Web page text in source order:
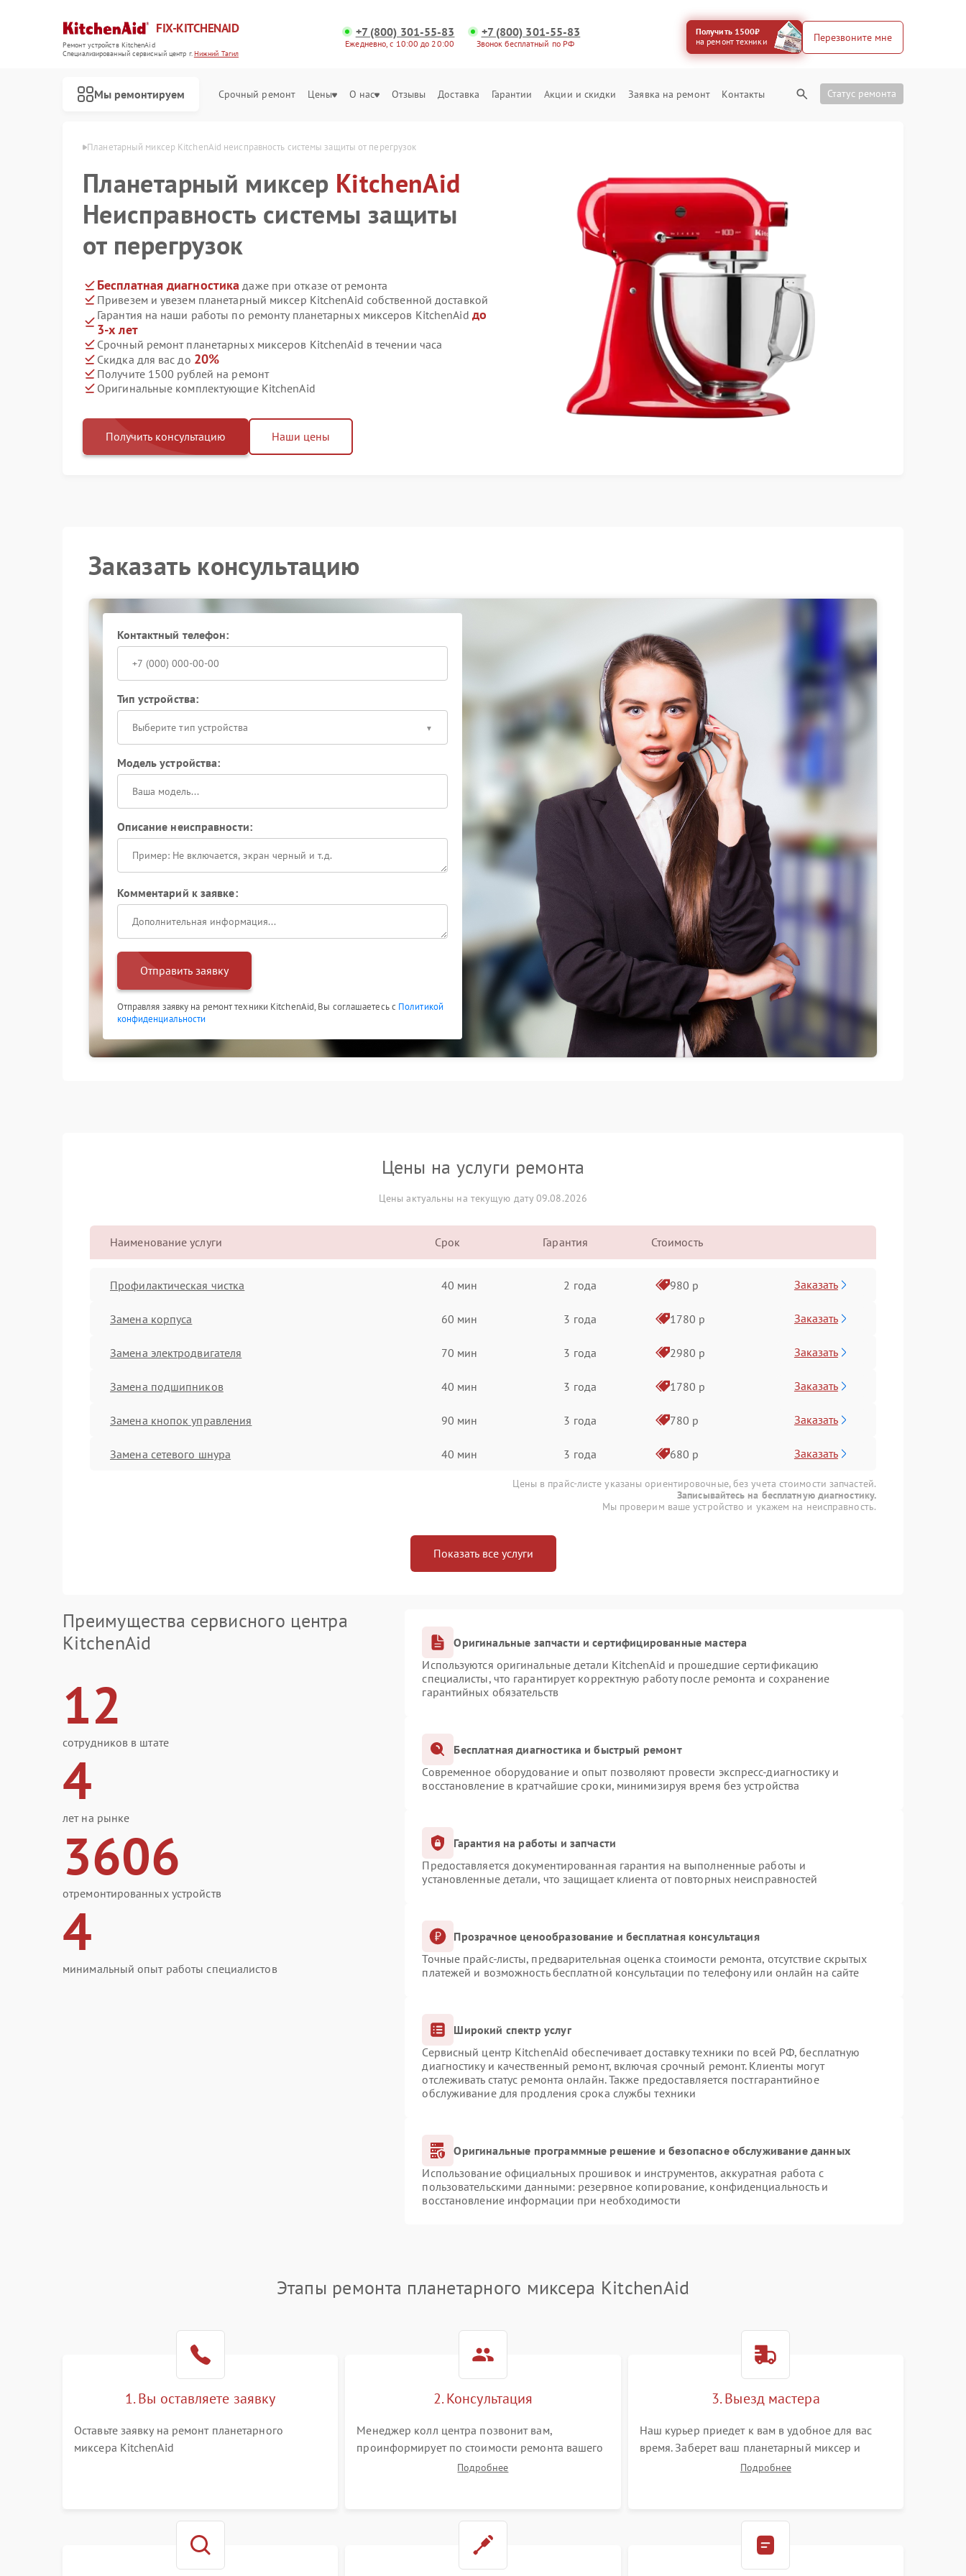
FIX-KITCHENAID
Ремонт устройств KitchenAid
Специализированный cервисный центр г.Нижний Тагил
+7 (800) 301-55-83
Ежедневно, с 10:00 до 20:00
+7 (800) 301-55-83
Звонок бесплатный по РФ
Получить 1500₽
на ремонт техники
Перезвоните мне
Мы ремонтируем Срочный ремонт Цены О нас Отзывы Доставка Гарантии Акции и скидки Заявка на ремонт Контакты Статус ремонта
в Нижнем Тагиле Планетарный миксер KitchenAid неисправность системы защиты от перегрузок
Планетарный миксер KitchenAid
Неисправность системы защиты
от перегрузок
Бесплатная диагностика даже при отказе от ремонта
Привезем и увезем планетарный миксер KitchenAid собственной доставкой
Гарантия на наши работы по ремонту планетарных миксеров KitchenAid до
3-х лет
Срочный ремонт планетарных миксеров KitchenAid в течении часа
Скидка для вас до 20%
Получите 1500 рублей на ремонт
Оригинальные комплектующие KitchenAid
Получить консультацию Наши цены
Заказать консультацию
Контактный телефон:
Тип устройства:
Выберите тип устройства
Модель устройства:
Описание неисправности:
Комментарий к заявке:
Отправить заявку
Отправляя заявку на ремонт техники KitchenAid, Вы соглашаетесь с Политикой
конфиденциальности
Цены на услуги ремонта
Цены актуальны на текущую дату 09.08.2026
Наименование услуги Срок Гарантия Стоимость
Профилактическая чистка 40 мин 2 года 980 р Заказать
Замена корпуса 60 мин 3 года 1780 р Заказать
Замена электродвигателя 70 мин 3 года 2980 р Заказать
Замена подшипников 40 мин 3 года 1780 р Заказать
Замена кнопок управления 90 мин 3 года 780 р Заказать
Замена сетевого шнура 40 мин 3 года 680 р Заказать
Цены в прайс-листе указаны ориентировочные, без учета стоимости запчастей.
Записывайтесь на бесплатную диагностику.
Мы проверим ваше устройство и укажем на неисправность.
Показать все услуги
Преимущества сервисного центра
KitchenAid
12
сотрудников в штате
4
лет на рынке
3606
отремонтированных устройств
4
минимальный опыт работы специалистов
Оригинальные запчасти и сертифицированные мастера
Используются оригинальные детали KitchenAid и прошедшие сертификацию
специалисты, что гарантирует корректную работу после ремонта и сохранение
гарантийных обязательств
Бесплатная диагностика и быстрый ремонт
Современное оборудование и опыт позволяют провести экспресс-диагностику и
восстановление в кратчайшие сроки, минимизируя время без устройства
Гарантия на работы и запчасти
Предоставляется документированная гарантия на выполненные работы и
установленные детали, что защищает клиента от повторных неисправностей
Прозрачное ценообразование и бесплатная консультация
Точные прайс-листы, предварительная оценка стоимости ремонта, отсутствие скрытых
платежей и возможность бесплатной консультации по телефону или онлайн на сайте
Широкий спектр услуг
Сервисный центр KitchenAid обеспечивает доставку техники по всей РФ, бесплатную
диагностику и качественный ремонт, включая срочный ремонт. Клиенты могут
отслеживать статус ремонта онлайн. Также предоставляется постгарантийное
обслуживание для продления срока службы техники
Оригинальные программные решение и безопасное обслуживание данных
Использование официальных прошивок и инструментов, аккуратная работа с
пользовательскими данными: резервное копирование, конфиденциальность и
восстановление информации при необходимости
Этапы ремонта планетарного миксера KitchenAid
1. Вы оставляете заявку
Оставьте заявку на ремонт планетарного
миксера KitchenAid
2. Консультация
Менеджер колл центра позвонит вам,
проинформирует по стоимости ремонта вашего
планетарного миксера а также ответит на все
Подробнее
3. Выезд мастера
Наш курьер приедет к вам в удобное для вас
время. Заберет ваш планетарный миксер и
привезет на склад для диагностики.
Подробнее